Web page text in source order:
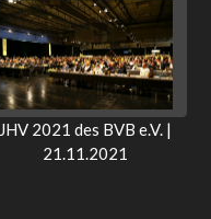
JHV 2021 des BVB e.V. |
21.11.2021